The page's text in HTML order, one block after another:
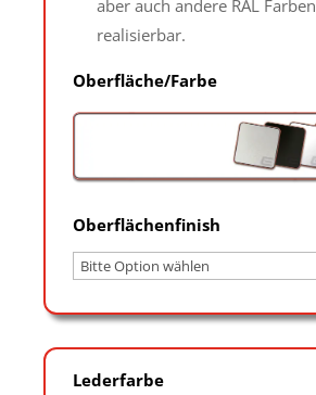
aber auch andere RAL Farben
realisierbar.
Oberfläche/Farbe
Oberflächenfinish
Lederfarbe